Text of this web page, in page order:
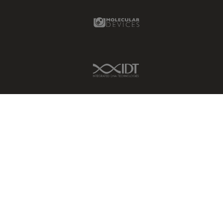
Molecular Devices Link
IDT Link